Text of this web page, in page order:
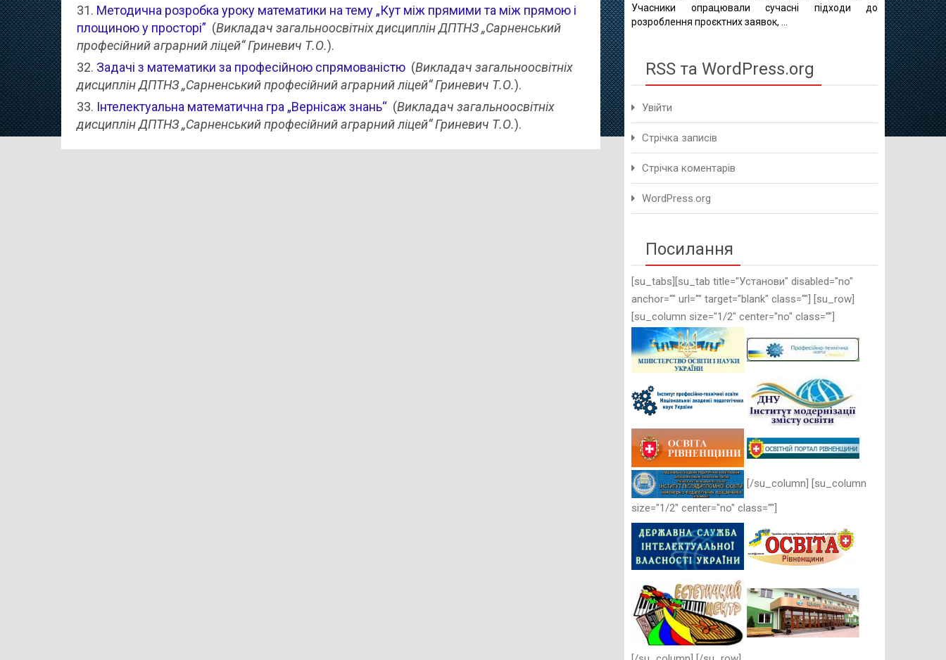
Методична розробка уроку математики на тему „Кут між прямими та між прямою і
площиною у просторі” (Викладач загальноосвітніх дисциплін ДПТНЗ „Сарненський
професійний аграрний ліцей“ Гриневич Т.О.).
Задачі з математики за професійною спрямованістю (Викладач загальноосвітніх
дисциплін ДПТНЗ „Сарненський професійний аграрний ліцей“ Гриневич Т.О.).
Інтелектуальна математична гра „Вернісаж знань“ (Викладач загальноосвітніх
дисциплін ДПТНЗ „Сарненський професійний аграрний ліцей“ Гриневич Т.О.).
Учасники опрацювали сучасні підходи до
розроблення проєктних заявок, ...
міста Рівне
методичного
RSS та WordPress.org
Увійти
Стрічка записів
Стрічка коментарів
WordPress.org
Посилання
[su_tabs][su_tab title="Установи" disabled="no"
anchor="" url="" target="blank" class=""] [su_row]
[su_column size="1/2" center="no" class=""]
[/su_column] [su_column
size="1/2" center="no" class=""]